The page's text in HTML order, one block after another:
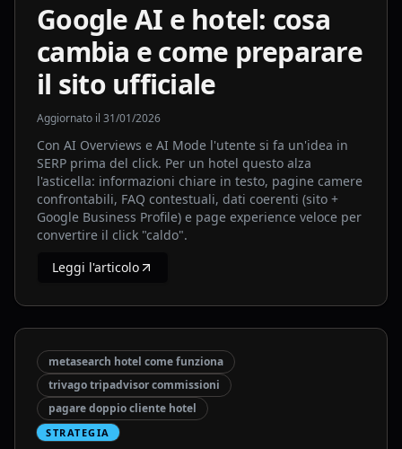
Google AI e hotel: cosa
cambia e come preparare
il sito ufficiale
Aggiornato il 31/01/2026
Con AI Overviews e AI Mode l'utente si fa un'idea in
SERP prima del click. Per un hotel questo alza
l'asticella: informazioni chiare in testo, pagine camere
confrontabili, FAQ contestuali, dati coerenti (sito +
Google Business Profile) e page experience veloce per
convertire il click "caldo".
Leggi l'articolo
metasearch hotel come funziona
trivago tripadvisor commissioni
pagare doppio cliente hotel
STRATEGIA